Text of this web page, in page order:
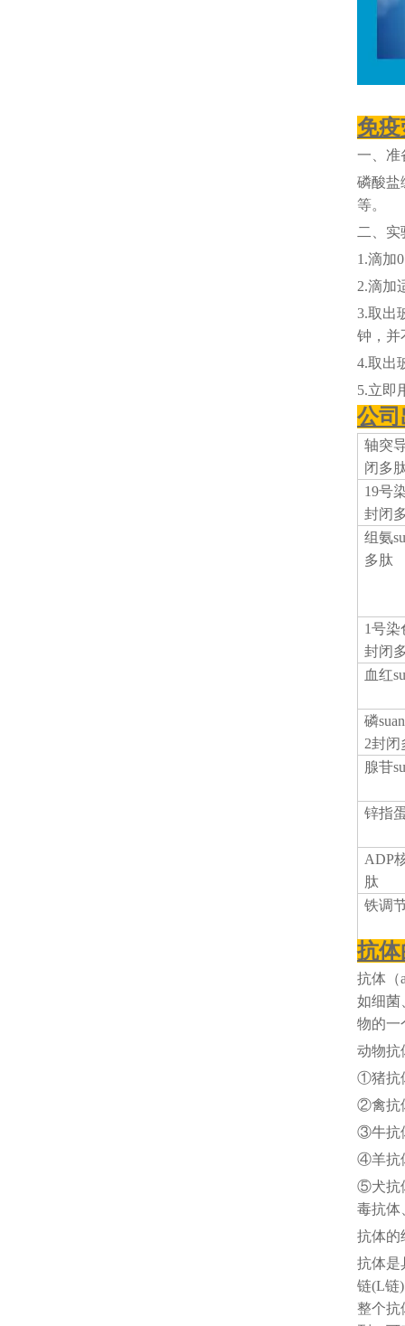
免
一、准
磷酸盐
等。
二、实
1.滴加
2.滴加
3.取出
钟，并
4.取出
5.立即
公
轴突
闭多
19号
封闭
组氨
多肽
1号染
封闭
血红
磷
2封闭
腺苷
锌指
ADP
肽
铁调
抗
抗体（
如细菌
物的一
动物抗
①猪抗
②禽抗
③牛抗
④羊抗
⑤犬抗
毒抗体
抗体的
抗体是
链(L链
整个抗